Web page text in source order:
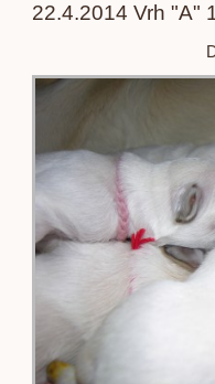
22.4.2014 Vrh "A"